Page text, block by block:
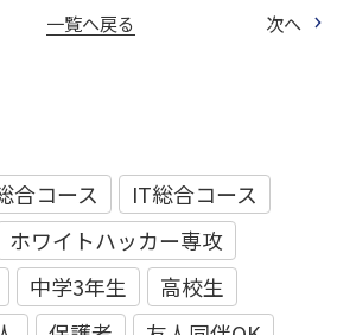
一覧へ戻る 次へ
合コース
IT総合コース
ホワイトハッカー専攻
中学3年生
高校生